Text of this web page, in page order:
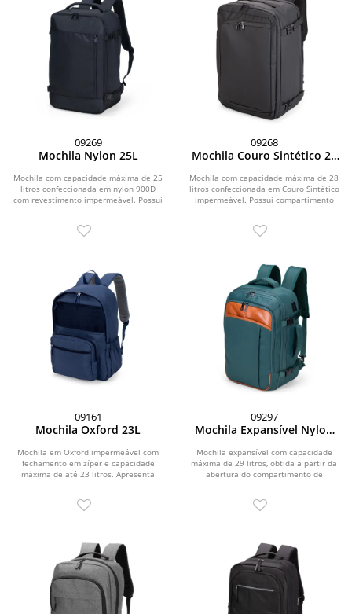
09269
Mochila Nylon 25L
Mochila com capacidade máxima de 25
litros confeccionada em nylon 900D
com revestimento impermeável. Possui
09268
Mochila Couro Sintético 28
Mochila com capacidade máxima de 28
litros confeccionada em Couro Sintético
impermeável. Possui compartimento
09161
Mochila Oxford 23L
Mochila em Oxford impermeável com
fechamento em zíper e capacidade
máxima de até 23 litros. Apresenta
09297
Mochila Expansível Nylon
Mochila expansível com capacidade
máxima de 29 litros, obtida a partir da
abertura do compartimento de